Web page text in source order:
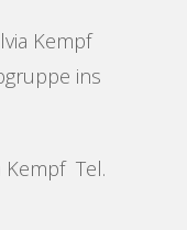
Kempf
ins
Kempf Tel.